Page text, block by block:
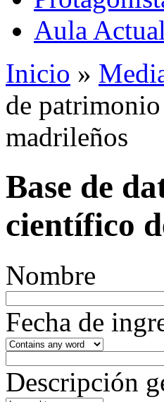
Aula Actual
Inicio »
de
madrileños
Base de
científico
Nombre
Fecha de
Descripción